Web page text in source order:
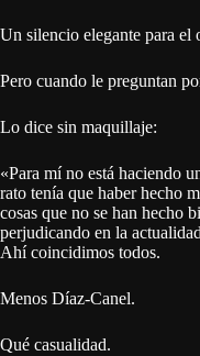
Un silencio elegante para el
Pero cuando le preguntan
Lo dice sin maquillaje:
«Para mí no está haciendo
rato tenía que haber hecho
cosas que no se han hecho
perjudicando en la
Ahí coincidimos todos.
Menos Díaz-Canel.
Qué casualidad.